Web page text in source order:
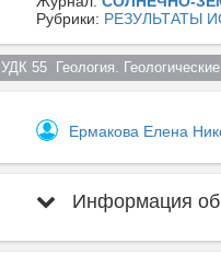
Рубрики: РЕЗУЛЬТАТЫ
УДК 55  Геология.
Ермакова Елена
Информация об